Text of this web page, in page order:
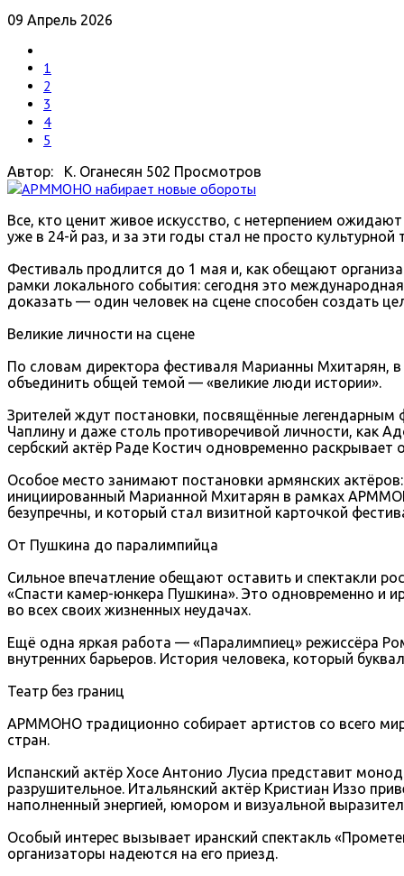
09 Апрель 2026
1
2
3
4
5
Автор: К. Оганесян 502 Просмотров
Все, кто ценит живое искусство, с нетерпением
уже в 24-й раз, и за эти годы стал не просто
Фестиваль продлится до 1 мая и, как обещают
рамки локального события: сегодня это
доказать — один человек на сцене способен создать
Великие личности на сцене
По словам директора фестиваля Марианны Мхитарян,
объединить общей темой — «великие люди истории».
Зрителей ждут постановки, посвящённые
Чаплину и даже столь противоречивой личности, как
сербский актёр Раде Костич одновременно
Особое место занимают постановки армянских
инициированный Марианной Мхитарян в рамках
безупречны, и который стал визитной карточкой
От Пушкина до паралимпийца
Сильное впечатление обещают оставить и спектакли
«Спасти камер-юнкера Пушкина». Это одновременно и
во всех своих жизненных неудачах.
Ещё одна яркая работа — «Паралимпиец» режиссёра
внутренних барьеров. История человека, который
Театр без границ
АРММОНО традиционно собирает артистов со всего
стран.
Испанский актёр Хосе Антонио Лусиа представит
разрушительное. Итальянский актёр Кристиан Иззо
наполненный энергией, юмором и визуальной
Особый интерес вызывает иранский спектакль
организаторы надеются на его приезд.